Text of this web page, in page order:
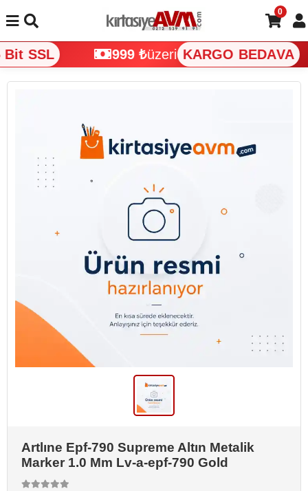
SSL 999 ₺ üzeri KARGO BEDAVA
0
Artlıne Epf-790 Supreme Altın Metalik
Marker 1.0 Mm Lv-a-epf-790 Gold